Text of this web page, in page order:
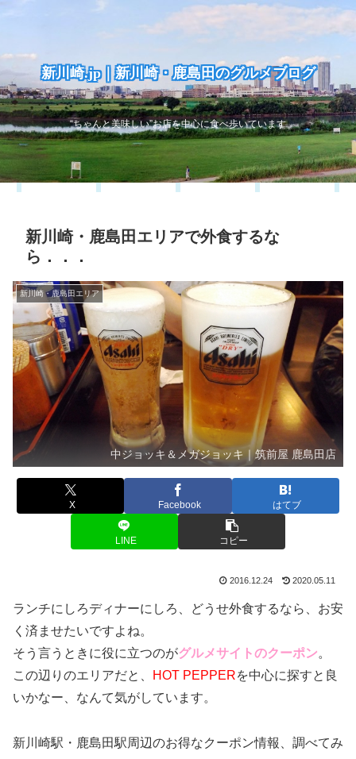
新川崎.jp｜新川崎・鹿島田のグルメブログ
“ちゃんと美味しい”お店を中心に食べ歩いています
新川崎・鹿島田エリアで外食するな
ら．．．
新川崎・鹿島田エリア
中ジョッキ＆メガジョッキ｜筑前屋 鹿島田店
X Facebook はてブ
LINE コピー
2016.12.24 2020.05.11
ランチにしろディナーにしろ、どうせ外食するなら、お安
く済ませたいですよね。
そう言うときに役に立つのがグルメサイトのクーポン。
この辺りのエリアだと、
HOT PEPPERを中心に探すと良
いかなー、なんて気がしています。
新川崎駅・鹿島田駅周辺のお得なクーポン情報、調べてみ